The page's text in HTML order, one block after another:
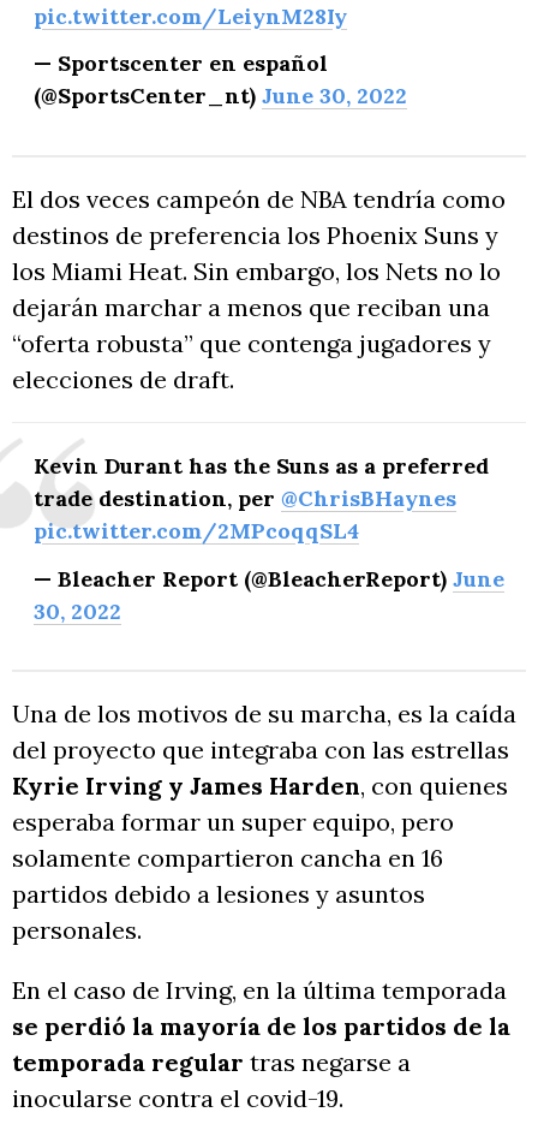
pic.twitter.com/LeiynM28Iy
— Sportscenter en español
(@SportsCenter_nt) June 30, 2022
El dos veces campeón de NBA tendría como
destinos de preferencia los Phoenix Suns y
los Miami Heat. Sin embargo, los Nets no lo
dejarán marchar a menos que reciban una
“oferta robusta” que contenga jugadores y
elecciones de draft.
Kevin Durant has the Suns as a preferred
trade destination, per @ChrisBHaynes
pic.twitter.com/2MPcoqqSL4
— Bleacher Report (@BleacherReport) June
30, 2022
Una de los motivos de su marcha, es la caída
del proyecto que integraba con las estrellas
Kyrie Irving y James Harden, con quienes
esperaba formar un super equipo, pero
solamente compartieron cancha en 16
partidos debido a lesiones y asuntos
personales.
En el caso de Irving, en la última temporada
se perdió la mayoría de los partidos de la
temporada regular tras negarse a
inocularse contra el covid-19.